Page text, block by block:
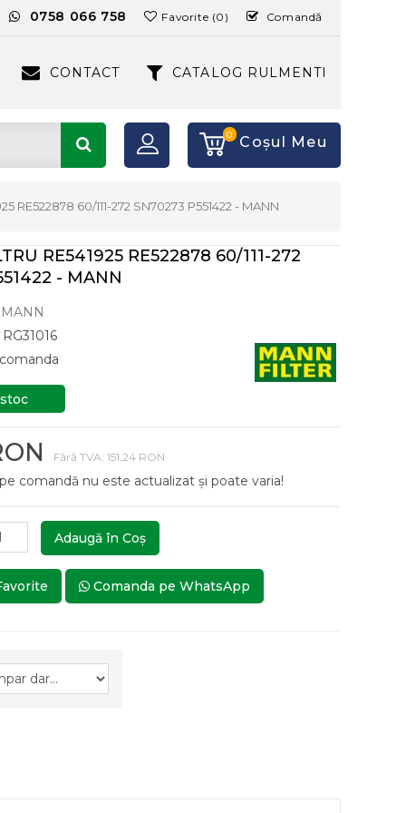
0758 066 758 Favorite (0) Comandă
CONTACT CATALOG RULMENTI
0 Coşul Meu
RE522878 60/111-272 SN70273 P551422 - MANN
RE541925 RE522878 60/111-272
- MANN
MANN
Fără TVA: 151,24 RON
comandă nu este actualizat și poate varia!
Adaugă în Coş
Comanda pe WhatsApp